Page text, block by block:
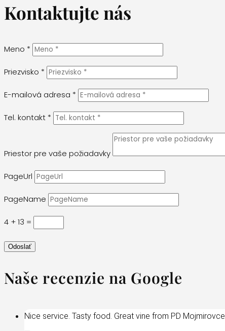
Kontaktujte nás
Meno *
Priezvisko *
E-mailová adresa *
Tel. kontakt *
Priestor pre vaše požiadavky
PageUrl
PageName
4 + 13 =
Odoslať
Naše recenzie na Google
Nice service. Tasty food. Great vine from PD Mojmirovce